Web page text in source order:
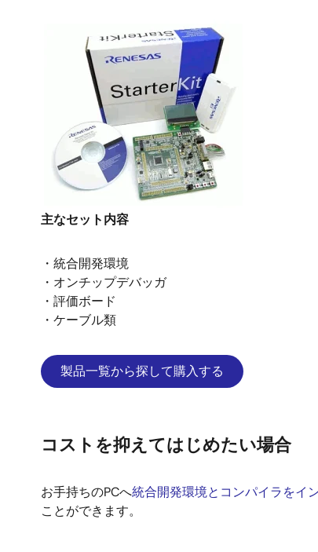
主なセット内容
・統合開発環境
・オンチップデバッガ
・評価ボード
・ケーブル類
製品一覧から探して購入する
コストを抑えてはじめたい場合
お手持ちのPCへ統合開発環境とコンパイラをイ
ことができます。